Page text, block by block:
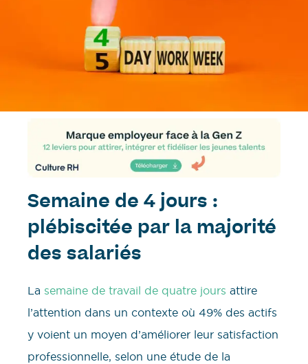
Semaine de 4 jours :
plébiscitée par la majorité
des salariés
La semaine de travail de quatre jours attire
l’attention dans un contexte où 49% des actifs
y voient un moyen d’améliorer leur satisfaction
professionnelle, selon une étude de la